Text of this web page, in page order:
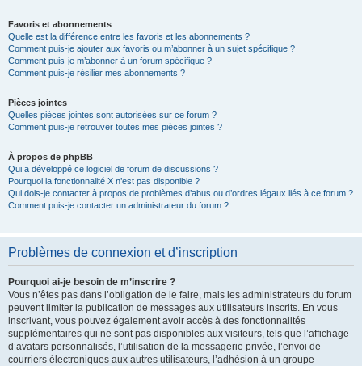
Favoris et abonnements
Quelle est la différence entre les favoris et les abonnements ?
Comment puis-je ajouter aux favoris ou m’abonner à un sujet spécifique ?
Comment puis-je m’abonner à un forum spécifique ?
Comment puis-je résilier mes abonnements ?
Pièces jointes
Quelles pièces jointes sont autorisées sur ce forum ?
Comment puis-je retrouver toutes mes pièces jointes ?
À propos de phpBB
Qui a développé ce logiciel de forum de discussions ?
Pourquoi la fonctionnalité X n’est pas disponible ?
Qui dois-je contacter à propos de problèmes d’abus ou d’ordres légaux liés à ce forum ?
Comment puis-je contacter un administrateur du forum ?
Problèmes de connexion et d’inscription
Pourquoi ai-je besoin de m’inscrire ?
Vous n’êtes pas dans l’obligation de le faire, mais les administrateurs du forum
peuvent limiter la publication de messages aux utilisateurs inscrits. En vous
inscrivant, vous pouvez également avoir accès à des fonctionnalités
supplémentaires qui ne sont pas disponibles aux visiteurs, tels que l’affichage
d’avatars personnalisés, l’utilisation de la messagerie privée, l’envoi de
courriers électroniques aux autres utilisateurs, l’adhésion à un groupe